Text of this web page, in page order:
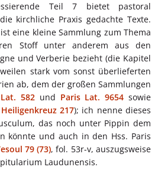
Teil 7 bietet pastoral
kirchliche Praxis gedachte Texte.
eine kleine Sammlung zum Thema
Stoff unter anderem aus den
und Verberie bezieht (die Kapitel
stark vom sonst überlieferten
ab, dem der großen Sammlungen
582 und Paris Lat. 9654 sowie
Heiligenkreuz 217); ich nenne dieses
das noch unter Pippin dem
könnte und auch in den Hss. Paris
79 (73), fol. 53r-v, auszugsweise
Laudunensis.